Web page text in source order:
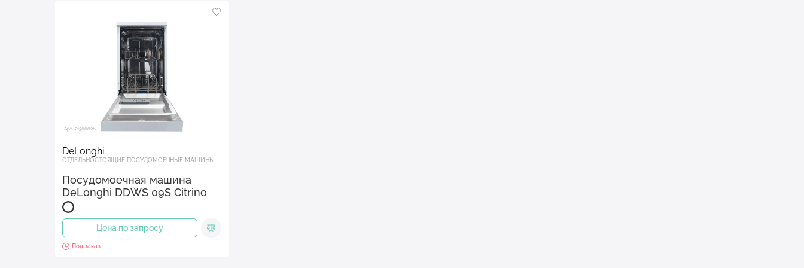
Арт. 21300028
DeLonghi
ОТДЕЛЬНОСТОЯЩИЕ ПОСУДОМОЕЧНЫЕ МАШИНЫ
Посудомоечная машина
DeLonghi DDWS 09S Citrino
Цена по запросу
Под заказ